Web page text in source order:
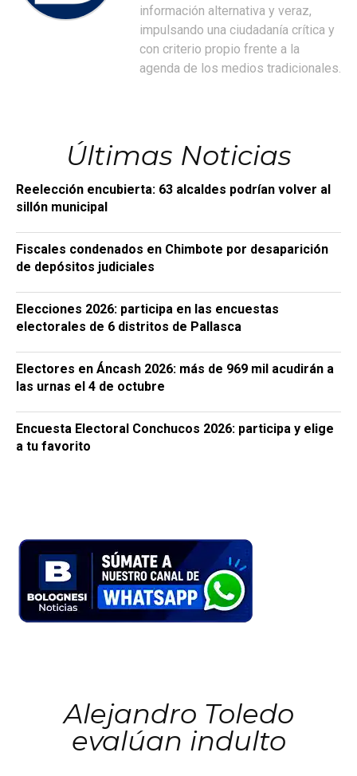
información alternativa y veraz,
impulsando una ciudadanía crítica y
con criterio propio frente a la
agenda de los medios tradicionales.
Últimas Noticias
Reelección encubierta: 63 alcaldes podrían volver al
sillón municipal
Fiscales condenados en Chimbote por desaparición
de depósitos judiciales
Elecciones 2026: participa en las encuestas
electorales de 6 distritos de Pallasca
Electores en Áncash 2026: más de 969 mil acudirán a
las urnas el 4 de octubre
Encuesta Electoral Conchucos 2026: participa y elige
a tu favorito
Alejandro Toledo
evalúan indulto